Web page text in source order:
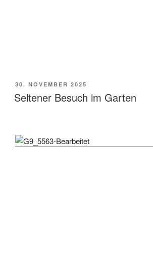
VERÖFFENTLICHT
AM
30. NOVEMBER 2025
Seltener Besuch im Garten